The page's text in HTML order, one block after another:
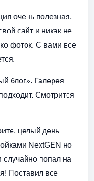
очень полезная,
сайт и никак не
фоток. С вами все
блог». Галерея
Смотрится
целый день
NextGEN но
случайно попал на
Поставил все